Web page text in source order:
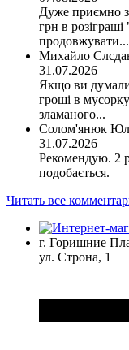
Дуже приємно
грн в
продовжувати...
Михайло
31.07.2026
Якщо ви
гроші в
зламаного...
Солом'янюк
31.07.2026
Рекомендую. 2
подобається.
Читать все
г. Горишние
ул. Строна, 1